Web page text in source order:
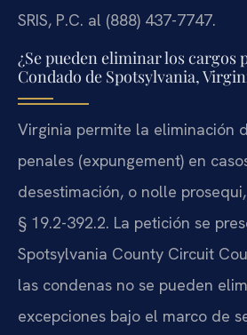
SRIS, P.C. al (888) 437-7747.
¿Se pueden eliminar los cargos
Condado de Spotsylvania,
Virginia permite la eliminación
penales (expungement) en
desestimación, o nolle
§ 19.2-392.2. La petición se
Spotsylvania County Circuit
las condenas no se pueden
excepciones bajo el marco de